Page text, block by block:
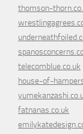
thomson-
telecomblue.co.uk
house-of-
fatnanas.co.uk